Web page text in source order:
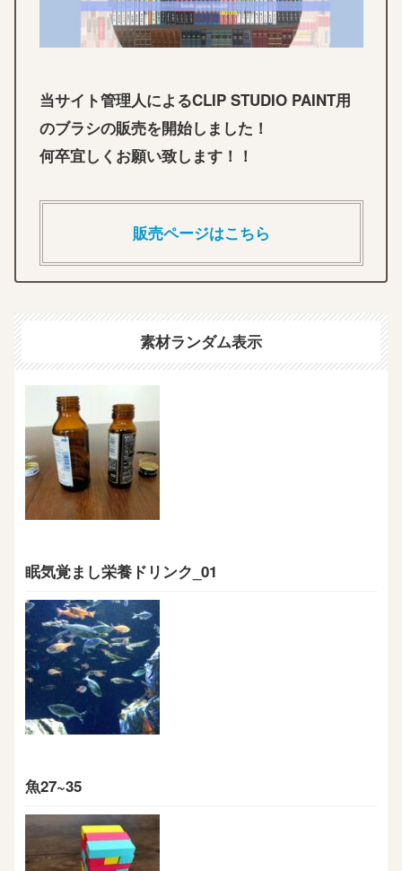
当サイト管理人によるCLIP STUDIO PAINT用
のブラシの販売を開始しました！
何卒宜しくお願い致します！！
販売ページはこちら
素材ランダム表示
眠気覚まし栄養ドリンク_01
魚27~35